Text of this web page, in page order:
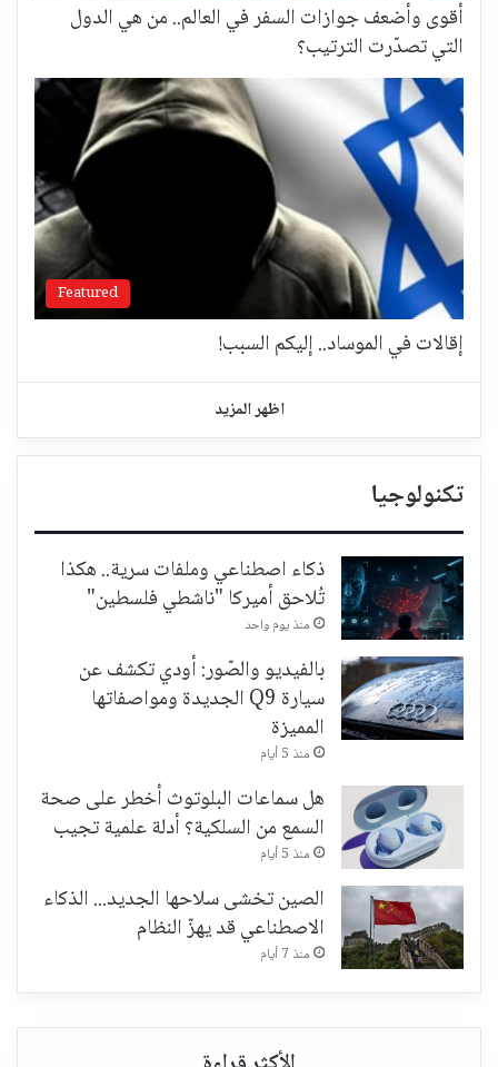
أقوى وأضعف جوازات السفر في العالم.. من هي الدول
التي تصدّرت الترتيب؟
Featured
إقالات في الموساد.. إليكم السبب!
اظهر المزيد
تكنولوجيا
ذكاء اصطناعي وملفات سرية.. هكذا
تُلاحق أميركا "ناشطي فلسطين"
منذ يوم واحد
بالفيديو والصّور: أودي تكشف عن
سيارة Q9 الجديدة ومواصفاتها
المميزة
منذ 5 أيام
هل سماعات البلوتوث أخطر على صحة
السمع من السلكية؟ أدلة علمية تجيب
منذ 5 أيام
الصين تخشى سلاحها الجديد... الذكاء
الاصطناعي قد يهزّ النظام
منذ 7 أيام